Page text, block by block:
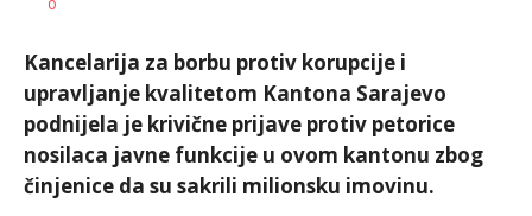
0
Kancelarija za borbu protiv korupcije i
upravljanje kvalitetom Kantona Sarajevo
podnijela je krivične prijave protiv petorice
nosilaca javne funkcije u ovom kantonu zbog
činjenice da su sakrili milionsku imovinu.